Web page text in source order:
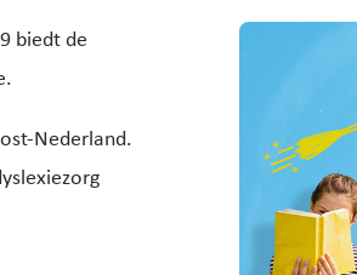
biedt de
Nederland.